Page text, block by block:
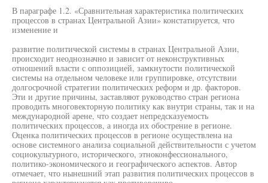
В параграфе 1.2. «Сравнительная характеристика политических
процессов в странах Центральной Азии» констатируется, что
изменение и
развитие политической системы в странах Центральной Азии,
происходит неоднозначно и зависит от неконструктивных
отношений власти с оппозицией, замкнутости политической
системы на отдельном человеке или группировке, отсутствии
долгосрочной стратегии политических реформ и др. факторов.
Эти и другие причины, заставляют руководство стран региона
проводить многовекторную политику как внутри страны, так и на
международной арене, что создает непредсказуемость
политических процессов, а иногда их обострение в регионе.
Оценка политических процессов в регионе осуществлена на
основе системного анализа социальной действительности с учетом
социокультурного, исторического, этноконфессионального,
политико-экономического и географического аспектов. Автор
отмечает, что нынешний этап развития политических процессов в